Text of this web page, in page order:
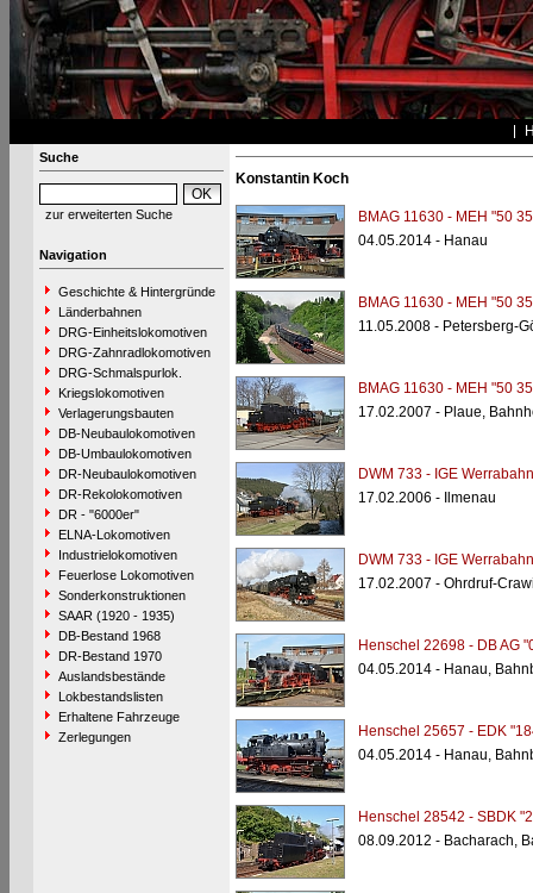
Suche
zur erweiterten Suche
Navigation
Geschichte & Hintergründe
Länderbahnen
DRG-Einheitslokomotiven
DRG-Zahnradlokomotiven
DRG-Schmalspurlok.
Kriegslokomotiven
Verlagerungsbauten
DB-Neubaulokomotiven
DB-Umbaulokomotiven
DR-Neubaulokomotiven
DR-Rekolokomotiven
DR - "6000er"
ELNA-Lokomotiven
Industrielokomotiven
Feuerlose Lokomotiven
Sonderkonstruktionen
SAAR (1920 - 1935)
DB-Bestand 1968
DR-Bestand 1970
Auslandsbestände
Lokbestandslisten
Erhaltene Fahrzeuge
Zerlegungen
Konstantin Koch
BMAG 11630 - MEH "50
04.05.2014 - Hanau
BMAG 11630 - MEH "50
11.05.2008 - Petersberg-
BMAG 11630 - MEH "50
17.02.2007 - Plaue,
DWM 733 - IGE
17.02.2006 - Ilmenau
DWM 733 - IGE
17.02.2007 - Ohrdruf-
Henschel 22698 - DB AG
04.05.2014 - Hanau,
Henschel 25657 - EDK
04.05.2014 - Hanau,
Henschel 28542 - SBDK
08.09.2012 - Bacharach,